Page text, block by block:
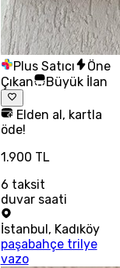
Plus Satıcı
Öne
Çıkan
Büyük İlan
Elden al, kartla
öde!
1.900 TL
6 taksit
duvar saati
İstanbul , Kadıköy
paşabahçe trilye
vazo